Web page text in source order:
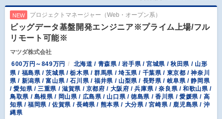
NEW プロジェクトマネージャー（Web・オープン系）
ビッグデータ基盤開発エンジニア※プライム上場/フル
リモート可能※
マツダ株式会社
600万円～849万円
北海道 / 青森県 / 岩手県 / 宮城県 / 秋田県 / 山形
県 / 福島県 / 茨城県 / 栃木県 / 群馬県 / 埼玉県 / 千葉県 / 東京都 / 神奈川
県 / 新潟県 / 富山県 / 石川県 / 福井県 / 山梨県 / 長野県 / 岐阜県 / 静岡県
/ 愛知県 / 三重県 / 滋賀県 / 京都府 / 大阪府 / 兵庫県 / 奈良県 / 和歌山県 /
鳥取県 / 島根県 / 岡山県 / 広島県 / 山口県 / 徳島県 / 香川県 / 愛媛県 / 高
知県 / 福岡県 / 佐賀県 / 長崎県 / 熊本県 / 大分県 / 宮崎県 / 鹿児島県 / 沖
縄県